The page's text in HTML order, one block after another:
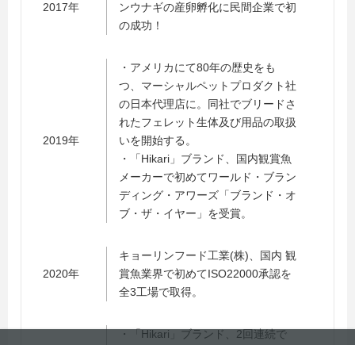
2017年
ンウナギの産卵孵化に民間企業で初
の成功！
2019年
・アメリカにて80年の歴史をも
つ、マーシャルペットプロダクト社
の日本代理店に。同社でブリードさ
れたフェレット生体及び用品の取扱
いを開始する。
・「Hikari」ブランド、国内観賞魚
メーカーで初めてワールド・ブラン
ディング・アワーズ「ブランド・オ
ブ・ザ・イヤー」を受賞。
2020年
キョーリンフード工業(株)、国内 観
賞魚業界で初めてISO22000承認を
全3工場で取得。
・「Hikari」ブランド、2回連続で